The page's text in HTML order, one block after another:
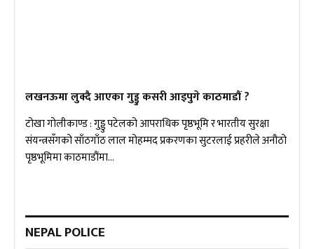
लखनऊमा लुक्दै आएका गुड्डु कसरी आइपुगे काठमाडौं ?
टोखा गोलीकाण्ड : गुड्डु पटेलको आपराधिक पृष्ठभूमि र भारतीय सुरक्षा
संयन्त्रसँगको साँठगाँठ लाल मोहम्मद प्रकरणका सुटरलाई प्रहरीले अनौठो
पृष्ठभूमिमा काठमाडौंमा…
NEPAL POLICE